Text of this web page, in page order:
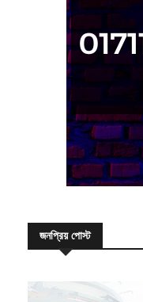
জনপ্রিয় পোস্ট